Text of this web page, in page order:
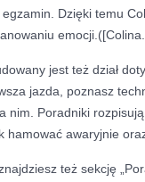
Dzięki temu
jest też dział
jazda, poznasz
nim. Poradniki
hamować awaryjnie
też sekcję